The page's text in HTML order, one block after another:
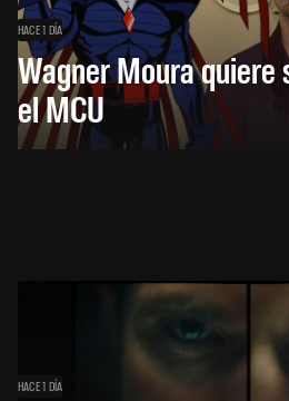
HACE 1 DÍA
Wagner Moura quiere
el MCU
HACE 1 DÍA